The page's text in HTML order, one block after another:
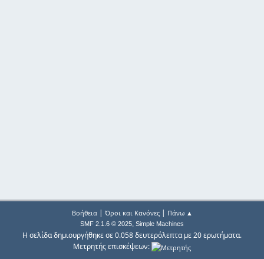
Βοήθεια| Όροι και Κανόνες| Πάνω ▲
SMF 2.1.6 © 2025, Simple Machines
Η σελίδα δημιουργήθηκε σε 0.058 δευτερόλεπτα με 20 ερωτήματα.
Μετρητής επισκέψεων: